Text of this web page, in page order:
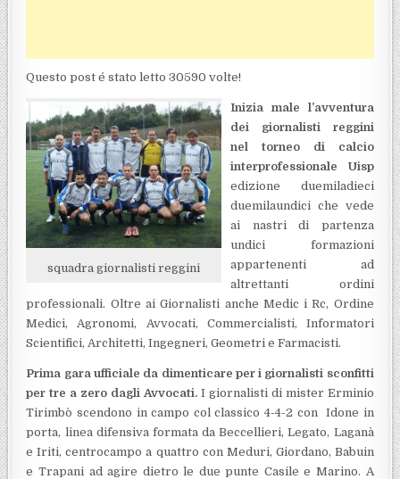
Questo post é stato letto 30590 volte!
squadra giornalisti reggini
Inizia male l’avventura
dei giornalisti reggini
nel torneo di calcio
interprofessionale Uisp
edizione duemiladieci
duemilaundici che vede
ai nastri di partenza
undici formazioni
appartenenti ad
altrettanti ordini
professionali. Oltre ai Giornalisti anche Medic i Rc, Ordine
Medici, Agronomi, Avvocati, Commercialisti, Informatori
Scientifici, Architetti, Ingegneri, Geometri e Farmacisti.
Prima gara ufficiale da dimenticare per i giornalisti sconfitti
per tre a zero dagli Avvocati. I giornalisti di mister Erminio
Tirimbò scendono in campo col classico 4-4-2 con Idone in
porta, linea difensiva formata da Beccellieri, Legato, Laganà
e Iriti, centrocampo a quattro con Meduri, Giordano, Babuin
e Trapani ad agire dietro le due punte Casile e Marino. A